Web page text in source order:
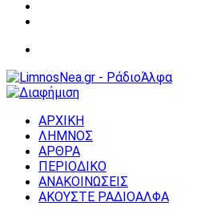
ΑΡΧΙΚΗ
ΛΗΜΝΟΣ
ΑΡΘΡΑ
ΠΕΡΙΟΔΙΚΟ
ΑΝΑΚΟΙΝΩΣΕΙΣ
ΑΚΟΥΣΤΕ ΡΑΔΙΟΑΛΦΑ